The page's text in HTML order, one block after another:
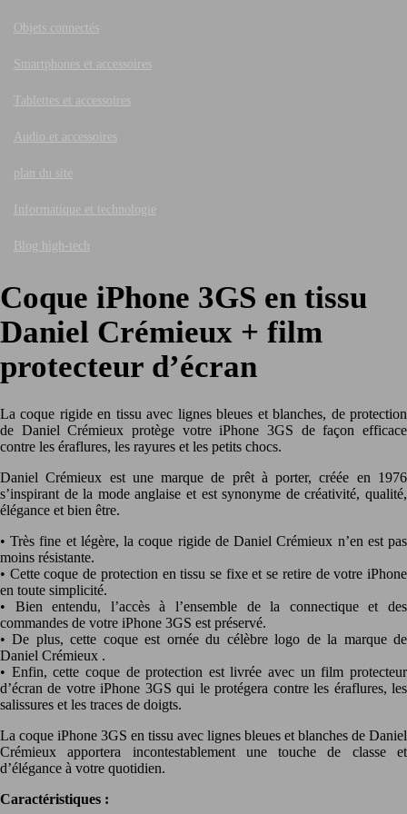
Objets connectés
Smartphones et accessoires
Tablettes et accessoires
Audio et accessoires
plan du site
Informatique et technologie
Blog high-tech
Coque iPhone 3GS en tissu
Daniel Crémieux + film
protecteur d’écran
La coque rigide en tissu avec lignes bleues et blanches, de protection
de Daniel Crémieux protège votre iPhone 3GS de façon efficace
contre les éraflures, les rayures et les petits chocs.
Daniel Crémieux est une marque de prêt à porter, créée en 1976
s’inspirant de la mode anglaise et est synonyme de créativité, qualité,
élégance et bien être.
• Très fine et légère, la coque rigide de Daniel Crémieux n’en est pas
moins résistante.
• Cette coque de protection en tissu se fixe et se retire de votre iPhone
en toute simplicité.
• Bien entendu, l’accès à l’ensemble de la connectique et des
commandes de votre iPhone 3GS est préservé.
• De plus, cette coque est ornée du célèbre logo de la marque de
Daniel Crémieux .
• Enfin, cette coque de protection est livrée avec un film protecteur
d’écran de votre iPhone 3GS qui le protégera contre les éraflures, les
salissures et les traces de doigts.
La coque iPhone 3GS en tissu avec lignes bleues et blanches de Daniel
Crémieux apportera incontestablement une touche de classe et
d’élégance à votre quotidien.
Caractéristiques :